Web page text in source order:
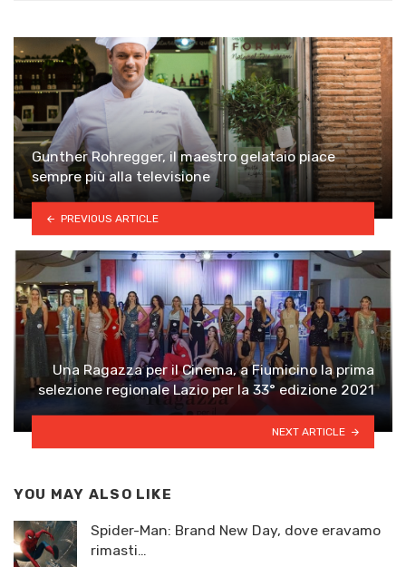
Gunther Rohregger, il maestro gelataio piace
sempre più alla televisione
PREVIOUS ARTICLE
Una Ragazza per il Cinema, a Fiumicino la prima
selezione regionale Lazio per la 33° edizione 2021
NEXT ARTICLE
YOU MAY ALSO LIKE
Spider-Man: Brand New Day, dove eravamo
rimasti…